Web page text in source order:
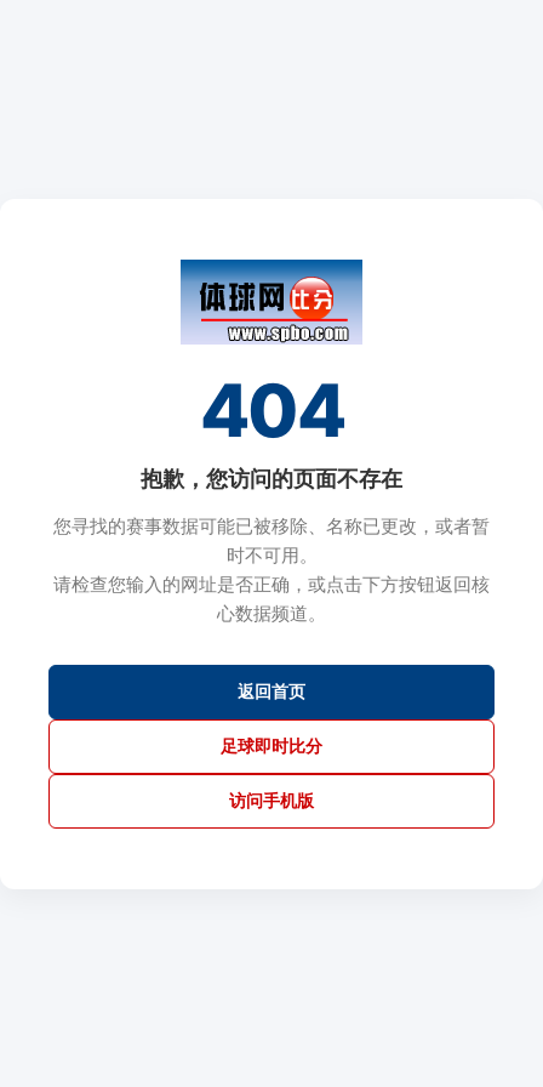
404
抱歉，您访问的页面不存在
您寻找的赛事数据可能已被移除、名称已更改，或者暂
时不可用。
请检查您输入的网址是否正确，或点击下方按钮返回核
心数据频道。
返回首页
足球即时比分
访问手机版